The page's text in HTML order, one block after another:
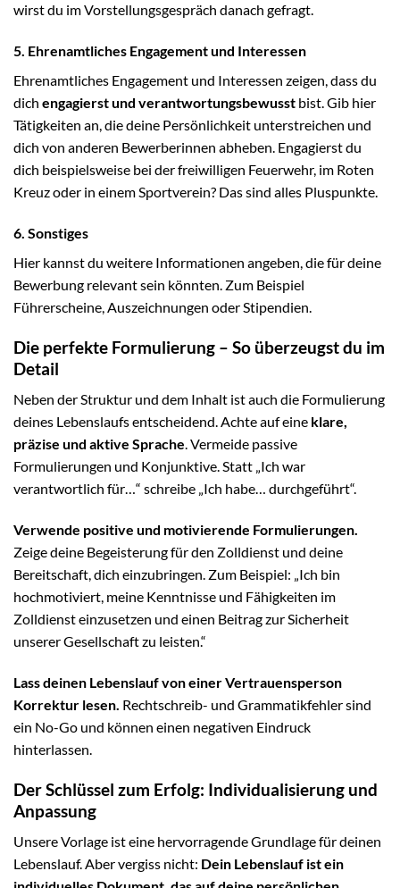
wirst du im Vorstellungsgespräch danach gefragt.
5. Ehrenamtliches Engagement und Interessen
Ehrenamtliches Engagement und Interessen zeigen, dass du
dich engagierst und verantwortungsbewusst bist. Gib hier
Tätigkeiten an, die deine Persönlichkeit unterstreichen und
dich von anderen Bewerberinnen abheben. Engagierst du
dich beispielsweise bei der freiwilligen Feuerwehr, im Roten
Kreuz oder in einem Sportverein? Das sind alles Pluspunkte.
6. Sonstiges
Hier kannst du weitere Informationen angeben, die für deine
Bewerbung relevant sein könnten. Zum Beispiel
Führerscheine, Auszeichnungen oder Stipendien.
Die perfekte Formulierung – So überzeugst du im
Detail
Neben der Struktur und dem Inhalt ist auch die Formulierung
deines Lebenslaufs entscheidend. Achte auf eine klare,
präzise und aktive Sprache. Vermeide passive
Formulierungen und Konjunktive. Statt „Ich war
verantwortlich für…“ schreibe „Ich habe… durchgeführt“.
Verwende positive und motivierende Formulierungen.
Zeige deine Begeisterung für den Zolldienst und deine
Bereitschaft, dich einzubringen. Zum Beispiel: „Ich bin
hochmotiviert, meine Kenntnisse und Fähigkeiten im
Zolldienst einzusetzen und einen Beitrag zur Sicherheit
unserer Gesellschaft zu leisten.“
Lass deinen Lebenslauf von einer Vertrauensperson
Korrektur lesen. Rechtschreib- und Grammatikfehler sind
ein No-Go und können einen negativen Eindruck
hinterlassen.
Der Schlüssel zum Erfolg: Individualisierung und
Anpassung
Unsere Vorlage ist eine hervorragende Grundlage für deinen
Lebenslauf. Aber vergiss nicht: Dein Lebenslauf ist ein